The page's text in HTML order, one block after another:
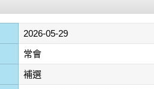
2026-05-29
常會
補選